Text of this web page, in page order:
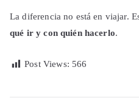
La diferencia no está en viajar.
qué ir y con quién hacerlo.
Post Views: 566